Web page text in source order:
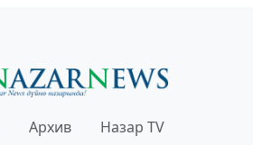
Архив
Назар TV